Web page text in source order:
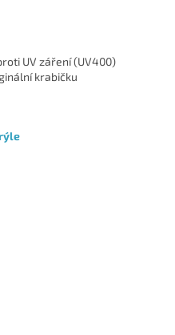
UV záření (UV400)
krabičku